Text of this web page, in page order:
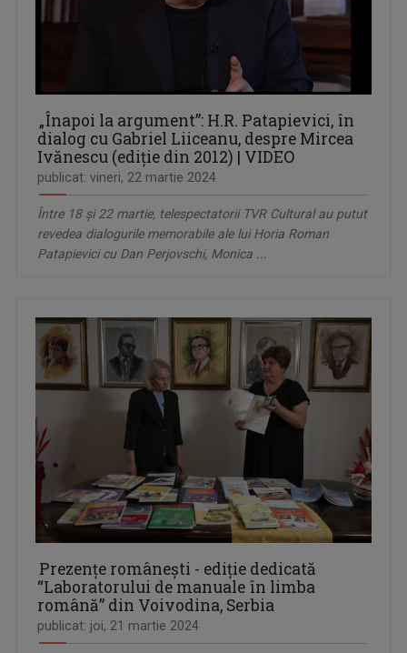
„Înapoi la argument”: H.R. Patapievici, în
dialog cu Gabriel Liiceanu, despre Mircea
Ivănescu (ediție din 2012) | VIDEO
publicat: vineri, 22 martie 2024
Între 18 și 22 martie, telespectatorii TVR Cultural au putut
revedea dialogurile memorabile ale lui Horia Roman
Patapievici cu Dan Perjovschi, Monica ...
Prezențe românești - ediție dedicată
“Laboratorului de manuale în limba
română” din Voivodina, Serbia
publicat: joi, 21 martie 2024